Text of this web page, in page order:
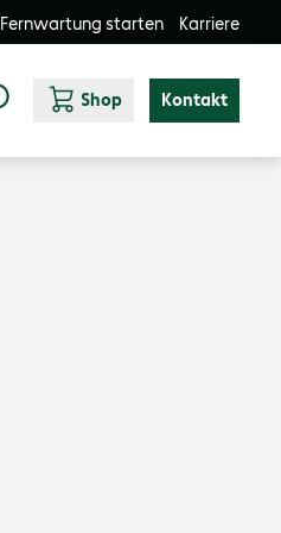
Fernwartung starten Karriere
Shop Kontakt